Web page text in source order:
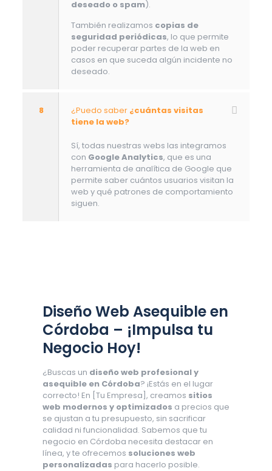
deseado o spam).
También realizamos copias de
seguridad periódicas, lo que permite
poder recuperar partes de la web en
casos en que suceda algún incidente no
deseado.
8 ¿Puedo saber ¿cuántas visitas
tiene la web?
Sí, todas nuestras webs las integramos
con Google Analytics, que es una
herramienta de analítica de Google que
permite saber cuántos usuarios visitan la
web y qué patrones de comportamiento
siguen.
Diseño Web Asequible en
Córdoba – ¡Impulsa tu
Negocio Hoy!
¿Buscas un diseño web profesional y
asequible en Córdoba? ¡Estás en el lugar
correcto! En [Tu Empresa], creamos sitios
web modernos y optimizados a precios que
se ajustan a tu presupuesto, sin sacrificar
calidad ni funcionalidad. Sabemos que tu
negocio en Córdoba necesita destacar en
línea, y te ofrecemos soluciones web
personalizadas para hacerlo posible.